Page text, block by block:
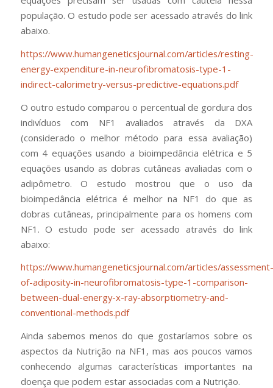
população. O estudo pode ser acessado através do link
abaixo.
https://www.humangeneticsjournal.com/articles/resting-
energy-expenditure-in-neurofibromatosis-type-1-
indirect-calorimetry-versus-predictive-equations.pdf
O outro estudo comparou o percentual de gordura dos
indivíduos com NF1 avaliados através da DXA
(considerado o melhor método para essa avaliação)
com 4 equações usando a bioimpedância elétrica e 5
equações usando as dobras cutâneas avaliadas com o
adipômetro. O estudo mostrou que o uso da
bioimpedância elétrica é melhor na NF1 do que as
dobras cutâneas, principalmente para os homens com
NF1. O estudo pode ser acessado através do link
abaixo:
https://www.humangeneticsjournal.com/articles/assessment-
of-adiposity-in-neurofibromatosis-type-1-comparison-
between-dual-energy-x-ray-absorptiometry-and-
conventional-methods.pdf
Ainda sabemos menos do que gostaríamos sobre os
aspectos da Nutrição na NF1, mas aos poucos vamos
conhecendo algumas características importantes na
doença que podem estar associadas com a Nutrição.